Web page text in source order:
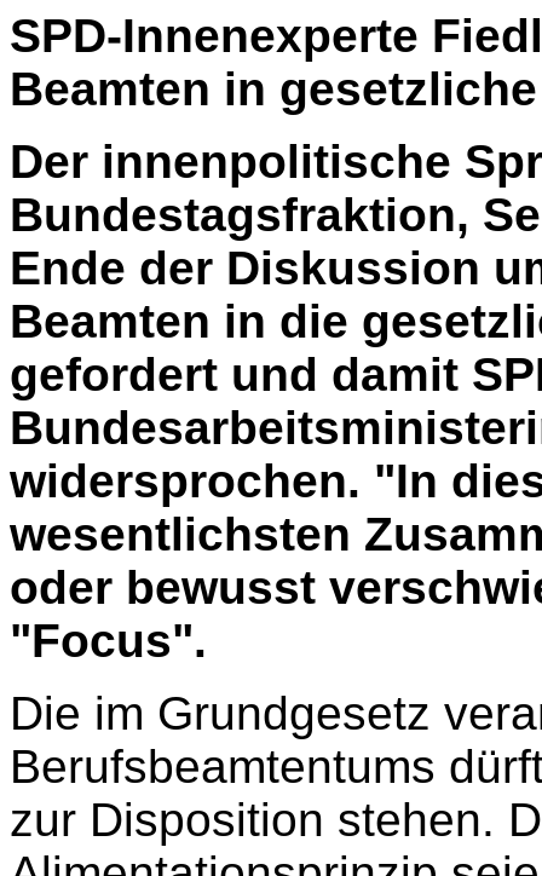
SPD-Innenexperte
Beamten in
Der innenpolitische
Bundestagsfraktion,
Ende der Diskussion
Beamten in die
gefordert und damit
widersprochen. "In
wesentlichsten
oder bewusst
"Focus".
Die im Grundgesetz
Berufsbeamtentums
zur Disposition stehen.